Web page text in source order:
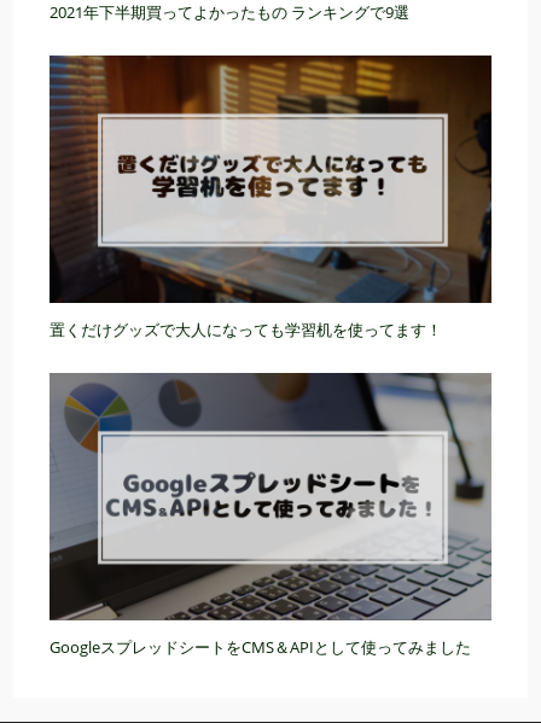
2021年下半期買ってよかったもの ランキングで9選
置くだけグッズで大人になっても学習机を使ってます！
GoogleスプレッドシートをCMS＆APIとして使ってみました